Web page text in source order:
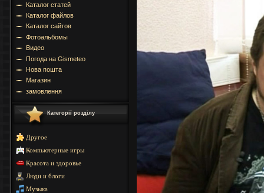
Каталог статей
Каталог файлов
Каталог сайтов
Фотоальбомы
Видео
Погода на Gismeteo
Нова пошта
Магазин
замовлення
Категорії розділу
Другое
Компьютерные игры
Красота и здоровье
Люди и блоги
Музыка